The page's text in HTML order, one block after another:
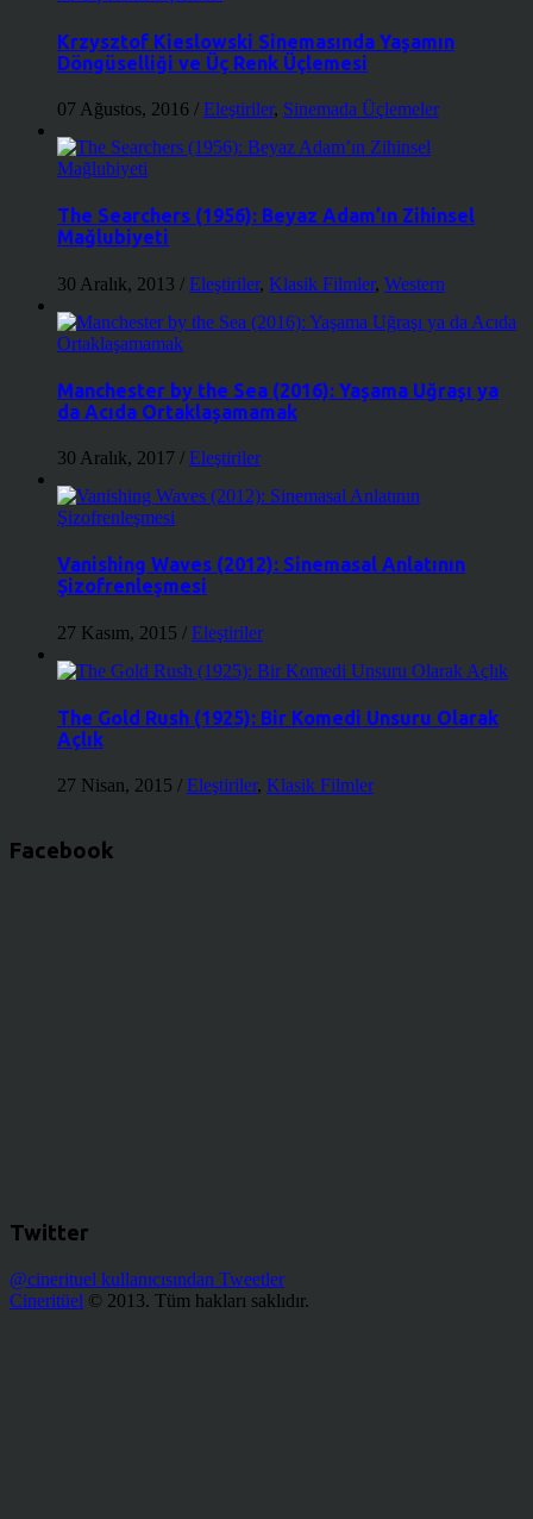
Krzysztof Kieslowski Sinemasında Yaşamın
Döngüselliği ve Üç Renk Üçlemesi
07 Ağustos, 2016 / Eleştiriler, Sinemada Üçlemeler
The Searchers (1956): Beyaz Adam’ın Zihinsel
Mağlubiyeti
30 Aralık, 2013 / Eleştiriler, Klasik Filmler, Western
Manchester by the Sea (2016): Yaşama Uğraşı ya
da Acıda Ortaklaşamamak
30 Aralık, 2017 / Eleştiriler
Vanishing Waves (2012): Sinemasal Anlatının
Şizofrenleşmesi
27 Kasım, 2015 / Eleştiriler
The Gold Rush (1925): Bir Komedi Unsuru Olarak
Açlık
27 Nisan, 2015 / Eleştiriler, Klasik Filmler
Facebook
Twitter
@cinerituel kullanıcısından Tweetler
Cineritüel © 2013. Tüm hakları saklıdır.